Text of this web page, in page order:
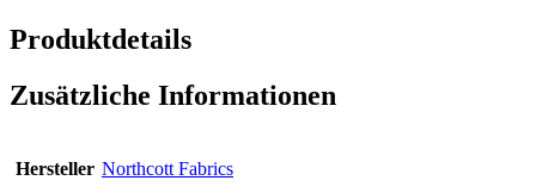
Menge
Produktdetails
Zusätzliche Informationen
Hersteller Northcott Fabrics